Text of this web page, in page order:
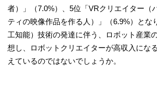
者）」（7.0%）、5位「VRクリエイター（
ティの映像作品を作る人）」（6.9%）とな
工知能）技術の発達に伴う、ロボット産業
想し、ロボットクリエイターが高収入にな
えているのではないでしょうか。